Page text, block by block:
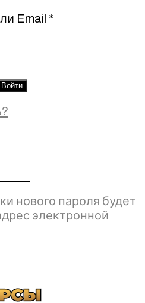
Email *Обязательно
Войти
нового пароля будет
электронной